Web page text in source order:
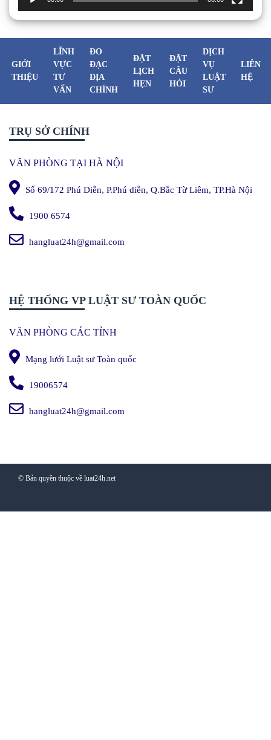
GIỚI
THIỆU
LĨNH
VỰC
TƯ
VẤN
ĐO
ĐẠC
ĐỊA
CHÍNH
ĐẶT
LỊCH
HẸN
ĐẶT
CÂU
HỎI
DỊCH
VỤ
LUẬT
SƯ
LIÊN
HỆ
TRỤ SỞ CHÍNH
VĂN PHÒNG TẠI HÀ NỘI
Số 69/172 Phú Diễn, P.Phú diễn, Q.Bắc Từ Liêm, TP.Hà Nội
1900 6574
hangluat24h@gmail.com
HỆ THỐNG VP LUẬT SƯ TOÀN QUỐC
VĂN PHÒNG CÁC TỈNH
Mạng lưới Luật sư Toàn quốc
19006574
hangluat24h@gmail.com
© Bản quyền thuộc về luat24h.net